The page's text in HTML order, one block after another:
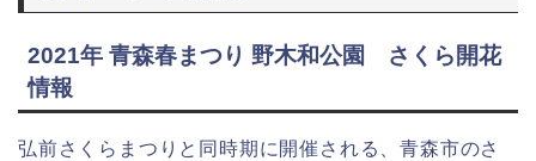
2021年 青森春まつり 野木和公園 さくら開花
情報
弘前さくらまつりと同時期に開催される、青森市のさ